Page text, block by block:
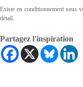
Existe en conditionnement sous
détail.
Partagez l'inspiration